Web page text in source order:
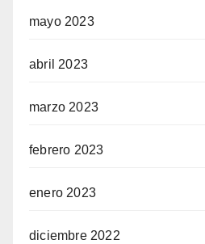
mayo 2023
abril 2023
marzo 2023
febrero 2023
enero 2023
diciembre 2022